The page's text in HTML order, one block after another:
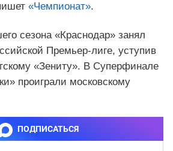
«Чемпионат».
сезона «Краснодар» занял
Премьер-лиге, уступив
«Зениту». В Суперфинале
проиграли московскому
ПОДПИСАТЬСЯ